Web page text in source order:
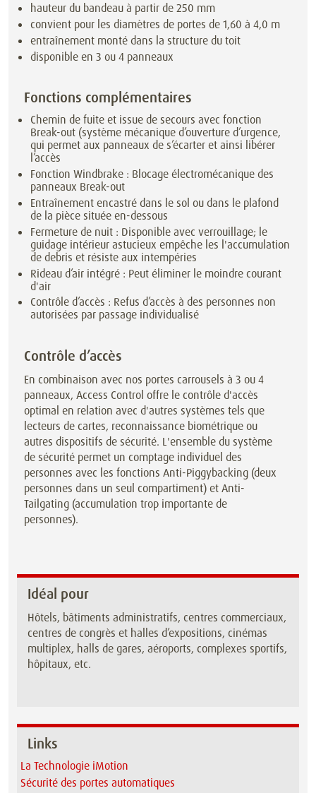
hauteur du bandeau à partir de 250 mm
convient pour les diamètres de portes de 1,60 à 4,0 m
entraînement monté dans la structure du toit
disponible en 3 ou 4 panneaux
Fonctions complémentaires
Chemin de fuite et issue de secours avec fonction
Break-out (système mécanique d’ouverture d’urgence,
qui permet aux panneaux de s’écarter et ainsi libérer
l’accès
Fonction Windbrake : Blocage électromécanique des
panneaux Break-out
Entraînement encastré dans le sol ou dans le plafond
de la pièce située en-dessous
Fermeture de nuit : Disponible avec verrouillage; le
guidage intérieur astucieux empêche les l'accumulation
de debris et résiste aux intempéries
Rideau d’air intégré : Peut éliminer le moindre courant
d'air
Contrôle d’accès : Refus d’accès à des personnes non
autorisées par passage individualisé
Contrôle d’accès
En combinaison avec nos portes carrousels à 3 ou 4
panneaux, Access Control offre le contrôle d'accès
optimal en relation avec d'autres systèmes tels que
lecteurs de cartes, reconnaissance biométrique ou
autres dispositifs de sécurité. L'ensemble du système
de sécurité permet un comptage individuel des
personnes avec les fonctions Anti-Piggybacking (deux
personnes dans un seul compartiment) et Anti-
Tailgating (accumulation trop importante de
personnes).
Idéal pour
Hôtels, bâtiments administratifs, centres commerciaux,
centres de congrès et halles d’expositions, cinémas
multiplex, halls de gares, aéroports, complexes sportifs,
hôpitaux, etc.
Links
La Technologie iMotion
Sécurité des portes automatiques